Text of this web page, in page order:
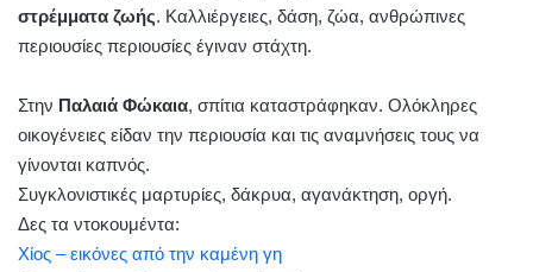
στρέμματα ζωής. Καλλιέργειες, δάση, ζώα, ανθρώπινες
περιουσίες περιουσίες έγιναν στάχτη.
Στην Παλαιά Φώκαια, σπίτια καταστράφηκαν. Ολόκληρες
οικογένειες είδαν την περιουσία και τις αναμνήσεις τους να
γίνονται καπνός.
Συγκλονιστικές μαρτυρίες, δάκρυα, αγανάκτηση, οργή.
Δες τα ντοκουμέντα:
Χίος – εικόνες από την καμένη γη